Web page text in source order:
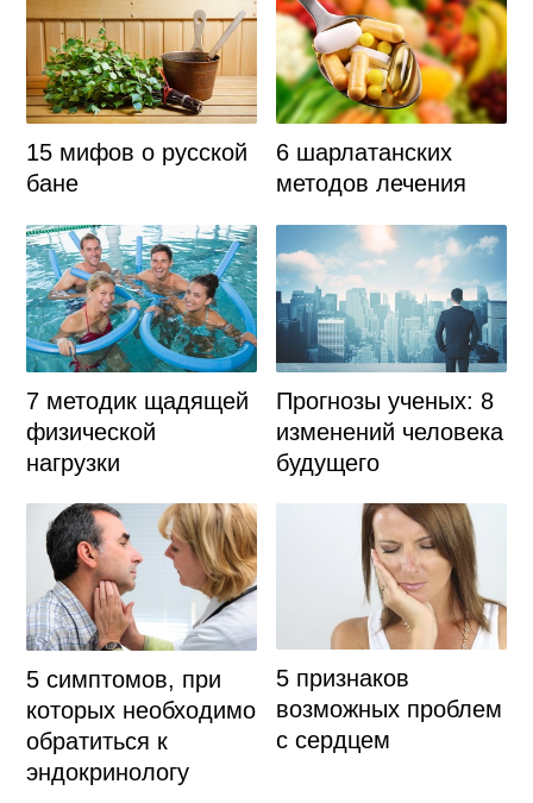
15 мифов о русской
бане
6 шарлатанских
методов лечения
7 методик щадящей
физической
нагрузки
Прогнозы ученых: 8
изменений человека
будущего
5 симптомов, при
которых необходимо
обратиться к
эндокринологу
5 признаков
возможных проблем
с сердцем